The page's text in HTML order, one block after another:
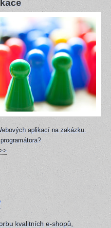
aplikací na zakázku.
kvalitních e-shopů,